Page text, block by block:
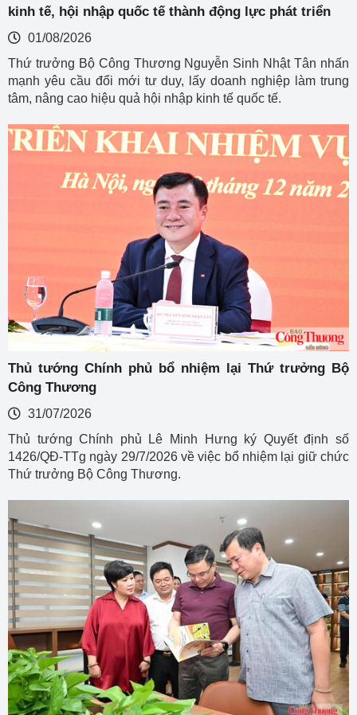
kinh tế, hội nhập quốc tế thành động lực phát triển
01/08/2026
Thứ trưởng Bộ Công Thương Nguyễn Sinh Nhật Tân nhấn
mạnh yêu cầu đổi mới tư duy, lấy doanh nghiệp làm trung
tâm, nâng cao hiệu quả hội nhập kinh tế quốc tế.
Thủ tướng Chính phủ bổ nhiệm lại Thứ trưởng Bộ
Công Thương
31/07/2026
Thủ tướng Chính phủ Lê Minh Hưng ký Quyết định số
1426/QĐ-TTg ngày 29/7/2026 về việc bổ nhiệm lại giữ chức
Thứ trưởng Bộ Công Thương.